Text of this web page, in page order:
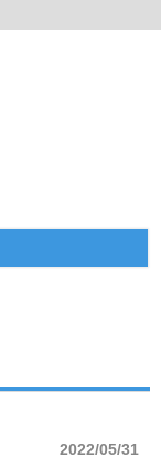
2022/05/31